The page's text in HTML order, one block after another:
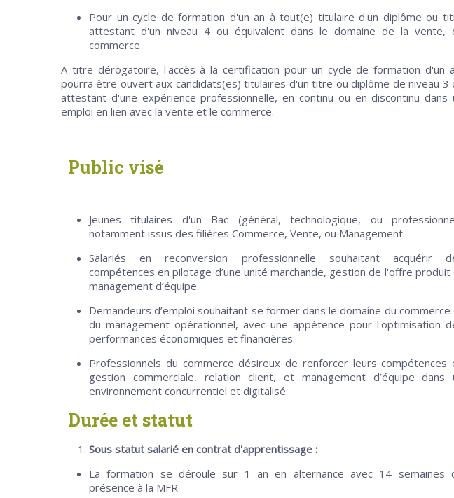
Pour un cycle de formation d'un an à tout(e) titulaire d'un diplôme ou
attestant d'un niveau 4 ou équivalent dans le domaine de la vente,
commerce
A titre dérogatoire, l'accès à la certification pour un cycle de formation d'un
pourra être ouvert aux candidats(es) titulaires d'un titre ou diplôme de niveau 3
attestant d'une expérience professionnelle, en continu ou en discontinu dans
emploi en lien avec la vente et le commerce.
Public visé
Jeunes titulaires d'un Bac (général, technologique, ou
notamment issus des filières Commerce, Vente, ou Management.
Salariés en reconversion professionnelle souhaitant acquérir
compétences en pilotage d’une unité marchande, gestion de l'offre
management d’équipe.
Demandeurs d’emploi souhaitant se former dans le domaine du
du management opérationnel, avec une appétence pour l'optimisation
performances économiques et financières.
Professionnels du commerce désireux de renforcer leurs compétences
gestion commerciale, relation client, et management d’équipe dans
environnement concurrentiel et digitalisé.
Durée et statut
Sous statut salarié en contrat d'apprentissage :
La formation se déroule sur 1 an en alternance avec 14 semaines
présence à la MFR